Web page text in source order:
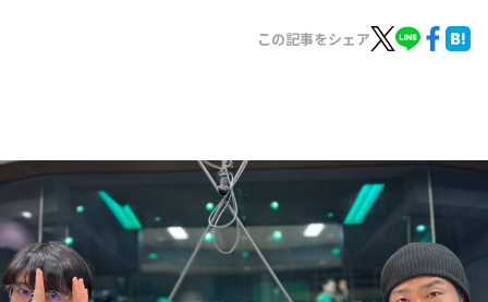
トピックス
TBS Podcast
お知らせ
イベント・グッズ
YouTube
会社情報
この記事をシェア